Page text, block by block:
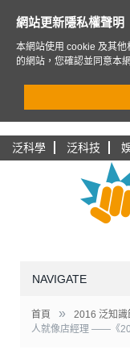
泛科學 泛科技
NAVIGATE
首頁 » 2016 泛知識
人就像店經理 ——《
網站更新隱私權聲明
本網站使用 cookie 及其
的網站，您確認並同意本